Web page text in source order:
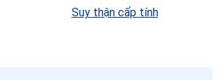
Suy thận cấp tính